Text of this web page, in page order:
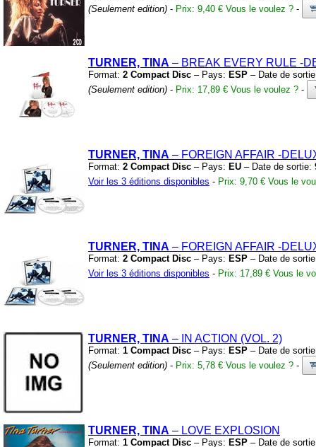
(Seulement edition) - Prix: 9,40 € Vous le voulez ? -
TURNER, TINA – BREAK EVERY RULE -
Format: 2 Compact Disc – Pays: ESP – Date de
(Seulement edition) - Prix: 17,89 € Vous le voulez ? -
TURNER, TINA – FOREIGN AFFAIR -
Format: 2 Compact Disc – Pays: EU – Date de sortie:
Voir les 3 éditions disponibles - Prix: 9,70 € Vous le
TURNER, TINA – FOREIGN AFFAIR -
Format: 2 Compact Disc – Pays: ESP – Date de
Voir les 3 éditions disponibles - Prix: 17,89 € Vous le
TURNER, TINA – IN ACTION (VOL. 2)
Format: 1 Compact Disc – Pays: ESP – Date de
(Seulement edition) - Prix: 5,78 € Vous le voulez ? -
TURNER, TINA – LOVE EXPLOSION
Format: 1 Compact Disc – Pays: ESP – Date de